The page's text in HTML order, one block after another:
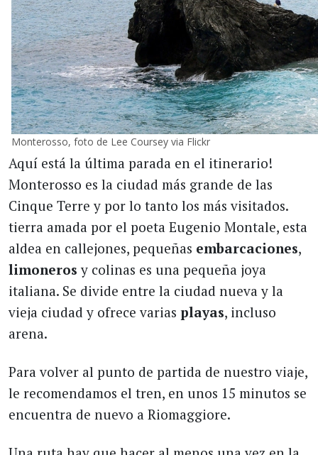
Monterosso, foto de Lee Coursey via Flickr
Aquí está la última parada en el itinerario!
Monterosso es la ciudad más grande de las
Cinque Terre y por lo tanto los más visitados.
tierra amada por el poeta Eugenio Montale, esta
aldea en callejones, pequeñas embarcaciones,
limoneros y colinas es una pequeña joya
italiana. Se divide entre la ciudad nueva y la
vieja ciudad y ofrece varias playas, incluso
arena.
Para volver al punto de partida de nuestro viaje,
le recomendamos el tren, en unos 15 minutos se
encuentra de nuevo a Riomaggiore.